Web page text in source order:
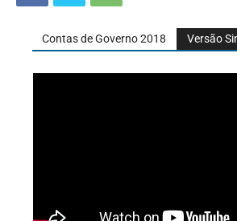
Contas de Governo 2018 Versão